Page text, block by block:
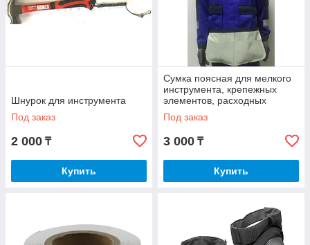
Шнурок для инструмента
Под заказ
2 000 ₸
Купить
Сумка поясная для мелкого
инструмента, крепежных
элементов, расходных
материалов
Под заказ
3 000 ₸
Купить